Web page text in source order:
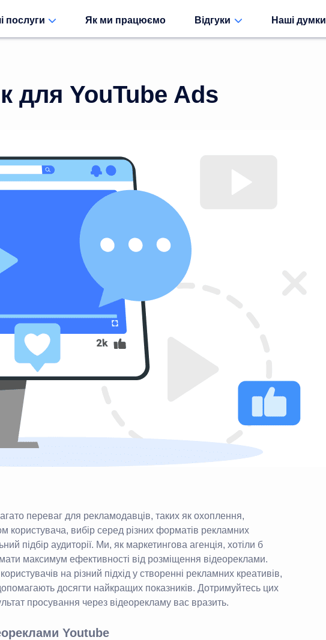
послуги Як ми працюємо Відгуки Наші думки
для YouTube Ads
переваг для рекламодавців, таких як охоплення,
користувача, вибір серед різних форматів рекламних
підбір аудиторії. Ми, як маркетингова агенція, хотіли б
максимум ефективності від розміщення відеореклами.
на різний підхід у створенні рекламних креативів,
досягти найкращих показників. Дотримуйтесь цих
просування через відеорекламу вас вразить.
Youtube